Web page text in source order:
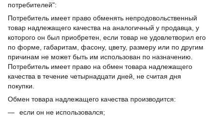
потребителей":
Потребитель имеет право обменять непродовольственный
товар надлежащего качества на аналогичный у продавца, у
которого он был приобретен, если товар не удовлетворил его
по форме, габаритам, фасону, цвету, размеру или по другим
причинам не может быть им использован по назначению.
Потребитель имеет право на обмен товара надлежащего
качества в течение четырнадцати дней, не считая дня
покупки.
Обмен товара надлежащего качества производится:
если он не использовался;